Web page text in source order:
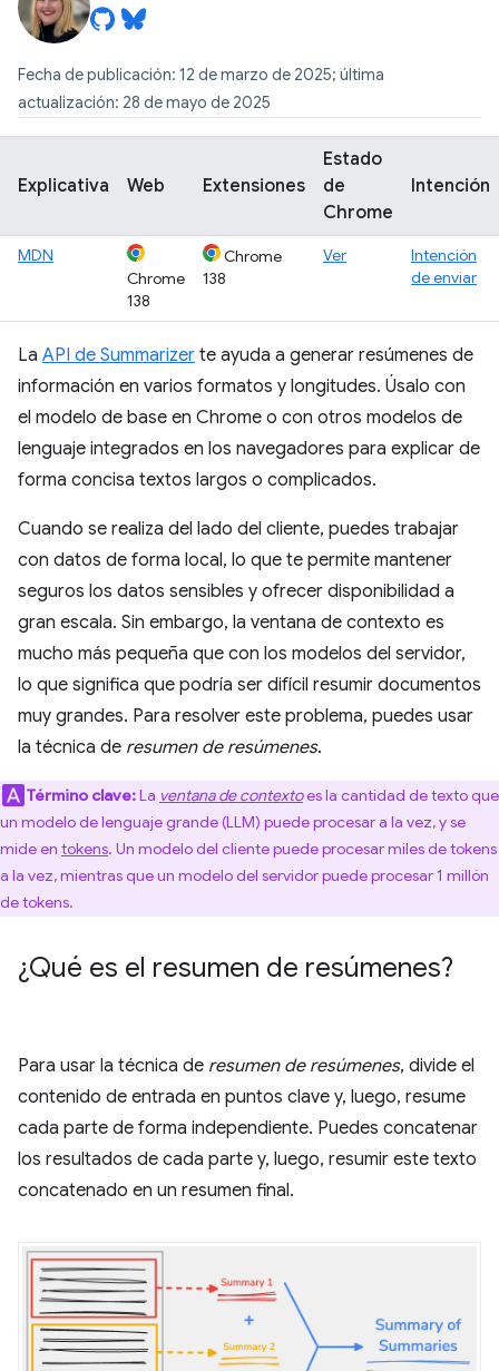
Fecha de publicación: 12 de marzo de 2025; última
actualización: 28 de mayo de 2025
Explicativa Web Extensiones
Estado
de
Chrome
Intención
MDN
Chrome
138
Chrome
138
Ver
Intención
de enviar
La API de Summarizer te ayuda a generar resúmenes de
información en varios formatos y longitudes. Úsalo con
el modelo de base en Chrome o con otros modelos de
lenguaje integrados en los navegadores para explicar de
forma concisa textos largos o complicados.
Cuando se realiza del lado del cliente, puedes trabajar
con datos de forma local, lo que te permite mantener
seguros los datos sensibles y ofrecer disponibilidad a
gran escala. Sin embargo, la ventana de contexto es
mucho más pequeña que con los modelos del servidor,
lo que significa que podría ser difícil resumir documentos
muy grandes. Para resolver este problema, puedes usar
la técnica de resumen de resúmenes.
Término clave:La ventana de contextoes la cantidad de texto que
un modelo de lenguaje grande (LLM) puede procesar a la vez, y se
mide en tokens. Un modelo del cliente puede procesar miles de tokens
a la vez, mientras que un modelo del servidor puede procesar 1 millón
de tokens.
¿Qué es el resumen de resúmenes?
Para usar la técnica de resumen de resúmenes, divide el
contenido de entrada en puntos clave y, luego, resume
cada parte de forma independiente. Puedes concatenar
los resultados de cada parte y, luego, resumir este texto
concatenado en un resumen final.